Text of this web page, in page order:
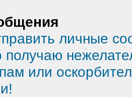
личные
получаю
или